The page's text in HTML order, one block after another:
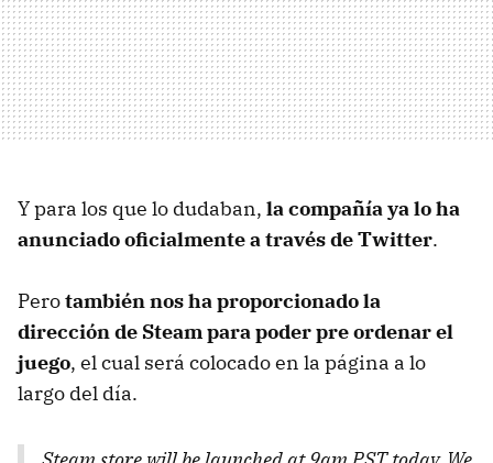
Y para los que lo dudaban, la compañía ya lo ha
anunciado oficialmente a través de Twitter.
Perotambién nos ha proporcionado la
dirección de Steam para poder pre ordenar el
juego, el cual será colocado en la página a lo
largo del día.